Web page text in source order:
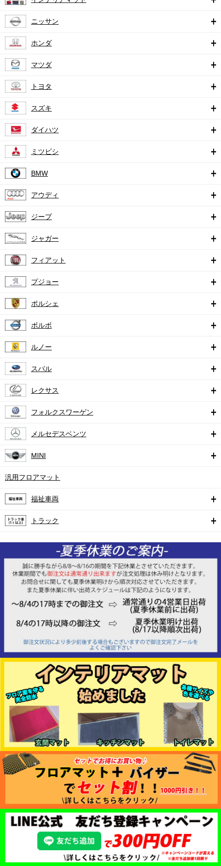
ニッサン
ホンダ
マツダ
トヨタ
スズキ
ダイハツ
ミツビシ
BMW
アウディ
ジープ
ジャガー
フィアット
プジョー
ポルシェ
ボルボ
ルノー
スバル
レクサス
フォルクスワーゲン
メルセデスベンツ
MINI
汎用フロアマット
福祉車両
トラック